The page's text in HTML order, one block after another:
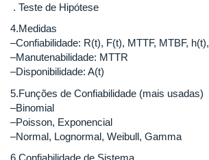
. Teste de Hipótese
4.Medidas
–Confiabilidade: R(t), F(t), MTTF, MTBF,
–Manutenabilidade: MTTR
–Disponibilidade: A(t)
5.Funções de Confiabilidade (mais usadas)
–Binomial
–Poisson, Exponencial
–Normal, Lognormal, Weibull, Gamma